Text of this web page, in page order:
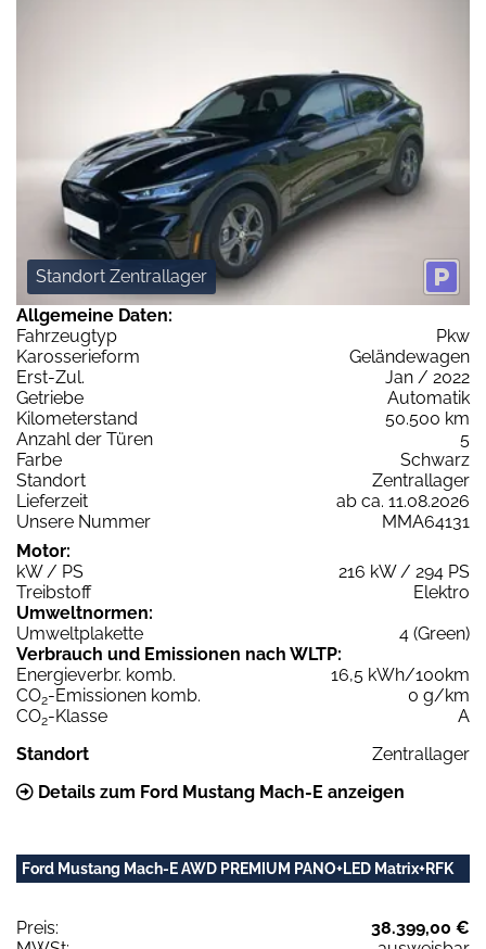
Standort Zentrallager
Allgemeine Daten:
Fahrzeugtyp
Pkw
Karosserieform
Geländewagen
Erst-Zul.
Jan / 2022
Getriebe
Automatik
Kilometerstand
50.500 km
Anzahl der Türen
5
Farbe
Schwarz
Standort
Zentrallager
Lieferzeit
ab ca. 11.08.2026
Unsere Nummer
MMA64131
Motor:
kW / PS
216 kW / 294 PS
Treibstoff
Elektro
Umweltnormen:
Umweltplakette
4 (Green)
Verbrauch und Emissionen nach WLTP:
Energieverbr. komb.
16,5 kWh/100km
CO2-Emissionen komb.
0 g/km
CO2-Klasse
A
Standort
Zentrallager
Details zum Ford Mustang Mach-E anzeigen
Ford Mustang Mach-E AWD PREMIUM PANO+LED Matrix+RFK
Preis:
38.399,00 €